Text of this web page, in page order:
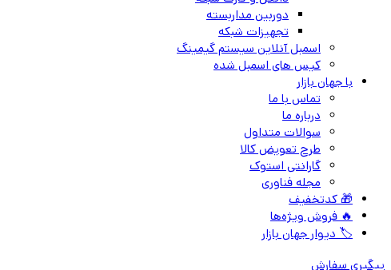
دوربین مداربسته
تجهیزات شبکه
اسمبل آنلاین سیستم گیمینگ
کیس های اسمبل شده
با جهان بازار
تماس با ما
درباره ما
سوالات متداول
طرح تعویض کالا
گارانتی استوک
مجله فناوری
🎁 کدتخفیف
🔥 فروش ویژه‌ها
🏷️ دیوار جهان بازار
پیگیری سفارش